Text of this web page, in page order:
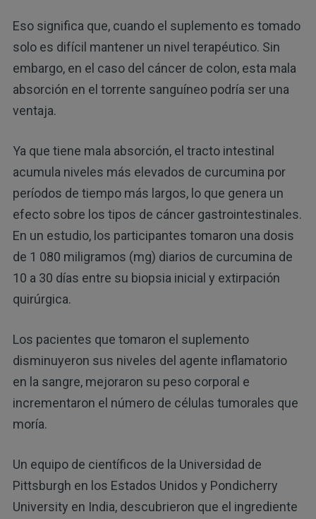
Eso significa que, cuando el suplemento es tomado
solo es difícil mantener un nivel terapéutico. Sin
embargo, en el caso del cáncer de colon, esta mala
absorción en el torrente sanguíneo podría ser una
ventaja.
Ya que tiene mala absorción, el tracto intestinal
acumula niveles más elevados de curcumina por
períodos de tiempo más largos, lo que genera un
efecto sobre los tipos de cáncer gastrointestinales.
En un estudio, los participantes tomaron una dosis
de 1 080 miligramos (mg) diarios de curcumina de
10 a 30 días entre su biopsia inicial y extirpación
quirúrgica.
Los pacientes que tomaron el suplemento
disminuyeron sus niveles del agente inflamatorio
en la sangre, mejoraron su peso corporal e
incrementaron el número de células tumorales que
moría.
Un equipo de científicos de la Universidad de
Pittsburgh en los Estados Unidos y Pondicherry
University en India, descubrieron que el ingrediente